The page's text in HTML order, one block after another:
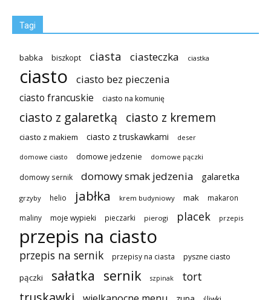
Tagi
babka biszkopt ciasta ciasteczka ciastka
ciasto ciasto bez pieczenia
ciasto francuskie ciasto na komunię
ciasto z galaretką ciasto z kremem
ciasto z makiem ciasto z truskawkami deser
domowe ciasto domowe jedzenie domowe pączki
domowy sernik domowy smak jedzenia galaretka
grzyby helio jabłka krem budyniowy mak makaron
maliny moje wypieki pieczarki pierogi placek przepis
przepis na ciasto
przepis na sernik przepisy na ciasta pyszne ciasto
pączki sałatka sernik szpinak tort